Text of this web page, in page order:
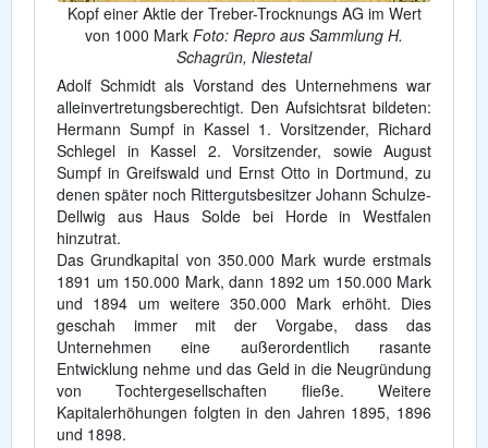
Kopf einer Aktie der Treber-Trocknungs AG im Wert
von 1000 Mark Foto: Repro aus Sammlung H.
Schagrün, Niestetal
Adolf Schmidt als Vorstand des Unternehmens war
alleinvertretungsberechtigt. Den Aufsichtsrat bildeten:
Hermann Sumpf in Kassel 1. Vorsitzender, Richard
Schlegel in Kassel 2. Vorsitzender, sowie August
Sumpf in Greifswald und Ernst Otto in Dortmund, zu
denen später noch Rittergutsbesitzer Johann Schulze-
Dellwig aus Haus Solde bei Horde in Westfalen
hinzutrat.
Das Grundkapital von 350.000 Mark wurde erstmals
1891 um 150.000 Mark, dann 1892 um 150.000 Mark
und 1894 um weitere 350.000 Mark erhöht. Dies
geschah immer mit der Vorgabe, dass das
Unternehmen eine außerordentlich rasante
Entwicklung nehme und das Geld in die Neugründung
von Tochtergesellschaften fließe. Weitere
Kapitalerhöhungen folgten in den Jahren 1895, 1896
und 1898.